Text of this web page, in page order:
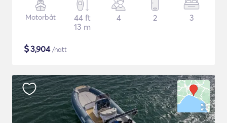
Motorbåt
44 ft
13 m
4 2 3
$3,904/natt